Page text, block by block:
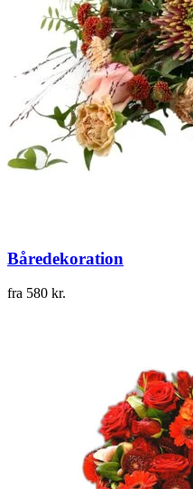
Båredekoration
fra 580 kr.